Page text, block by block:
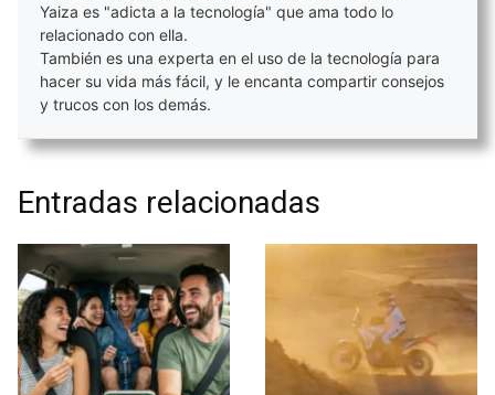
Yaiza es "adicta a la tecnología" que ama todo lo
relacionado con ella.
También es una experta en el uso de la tecnología para
hacer su vida más fácil, y le encanta compartir consejos
y trucos con los demás.
Entradas relacionadas